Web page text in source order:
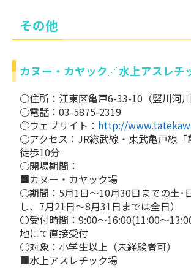
その他
カヌー・カヤック／水上アスレチ
○住所：江東区亀戸6-33-10（竪川河川
○電話：03-5875-2319
○ウェブサイト： http://
○アクセス：JR総武線・東武亀戸線「
徒歩10分
○開場期間：
■カヌー・カヤック場
○期間：5月1日～10月30日までの土･
し、7月21日～8月31日までは全日）
〇受付時間：9:00～16:00(11:00～
地にて直接受付
○対象：小学生以上（未経験者可）
■水上アスレチック場